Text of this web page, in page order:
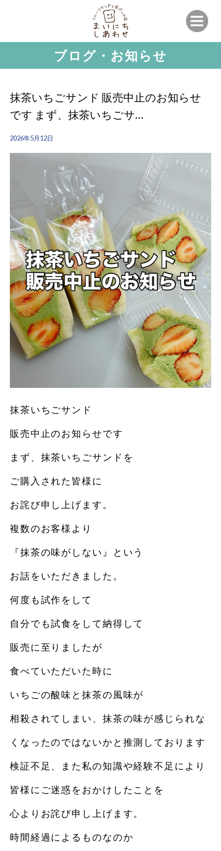
ブログ・お知らせ
抹茶いちごサンド 販売中止のお知らせ
です まず、抹茶いちごサ…
2026年5月12日
抹茶いちごサンド
販売中止のお知らせです
まず、抹茶いちごサンドを
ご購入された皆様に
お詫び申し上げます。
複数のお客様より
『抹茶の味がしない』という
お話をいただきました。
何度も試作をして
自分でも試食をして納得して
販売に至りましたが
食べていただいた時に
いちごの酸味と抹茶の風味が
相殺されてしまい、抹茶の味が感じられな
くなったのではないかと推測しております
検証不足、また私の知識や経験不足により
皆様にご迷惑をおかけしたことを
心よりお詫び申し上げます。
時間経過によるものなのか